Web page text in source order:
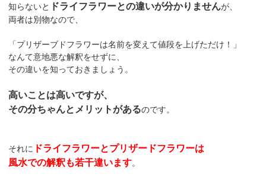
知らないと ドライフラワーとの違いが分かりませんが、
両者は別物なので、
「プリザーブドフラワーは名前を変えて値段を上げただけ！」
なんて意地悪な解釈をせずに、
その違いを知っておきましょう。
高いことは高いですが、
その分ちゃんとメリットがあるのです。
それに ドライフラワーとプリザードフラワーは
風水での解釈も若干違います。